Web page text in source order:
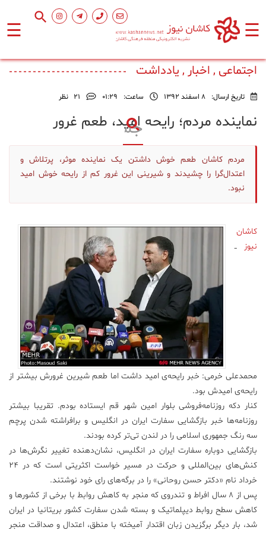
☰ ☰
اصلی
فرهنگ
ورزشی
محیط
زیست
پادکست
مجله
فرهنگی
و
هنری
اجتماعی , اخبار , یادداشت
تاریخ ارسال: 8 اسفند 1392 ساعت: ۰۱:۲۹ 21 نظر
نماینده مردم؛ رایحه امید، طعم غرور
مردم کاشان طعم خوش داشتن یک نماینده موثر، پرتلاش و
اعتدال‌گرا را چشیدند و شیرینی این غرور کم از رایحه خوش امید
نبود.
کاشان
نیوز
ــ
محمدعلی خرمی: خبر رایحه‌ی امید داشت اما طعم شیرین غرورش بیشتر از
رایحه‌ی امیدش بود.
کنار دکه روزنامه‌فروشی بلوار امین شهر قم ایستاده بودم. تقریبا بیشتر
روزنامه‌ها خبر بازگشایی سفارت ایران در انگلیس و برافراشته شدن پرچم
سه رنگ جمهوری اسلامی را در لندن تی‌تر کرده بودند.
بازگشایی دوباره سفارت ایران در انگلیس، نشان‌دهنده تغییر نگرش‌ها در
کنش‌های بین‌المللی و حرکت در مسیر خواست اکثریتی است که در ۲۴
خرداد نام «دکتر حسن روحانی» را در برگه‌های رای خود نوشتند.
پس از ۸ سال افراط و تندروی که منجر به کاهش روابط با برخی از کشورها و
کاهش سطح روابط دیپلماتیک و بسته شدن سفارت کشور بریتانیا در ایران
شد، بار دیگر برگزیدن زبان اقتدار آمیخته با منطق، اعتدال و صداقت منجر